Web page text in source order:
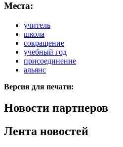
Места:
учитель
школа
сокращение
учебный год
присоединение
альянс
Версия для печати:
Новости партнеров
Лента новостей